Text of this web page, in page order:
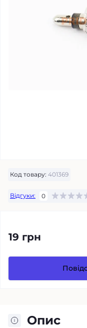
Код товару: 401369
Відгуки: 0
19 грн
Опис